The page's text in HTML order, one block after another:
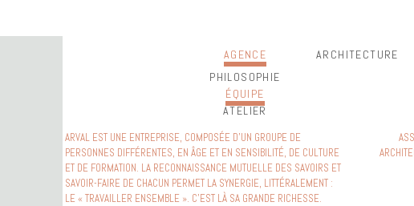
AGENCE
PHILOSOPHIE
ÉQUIPE
ATELIER
ARCHITECTURE
ARVAL EST UNE ENTREPRISE, COMPOSÉE D’UN GROUPE DE
PERSONNES DIFFÉRENTES, EN ÂGE ET EN SENSIBILITÉ, DE CULTURE
ET DE FORMATION. LA RECONNAISSANCE MUTUELLE DES SAVOIRS ET
SAVOIR-FAIRE DE CHACUN PERMET LA SYNERGIE, LITTÉRALEMENT :
LE « TRAVAILLER ENSEMBLE ». C’EST LÀ SA GRANDE RICHESSE.